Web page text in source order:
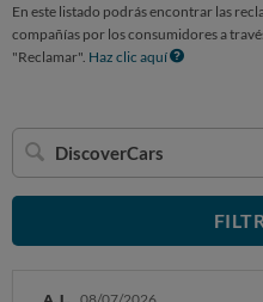
En este listado podrás encontrar las
compañías por los consumidores a
"Reclamar". Haz clic aquí
Buscar
una
empresa